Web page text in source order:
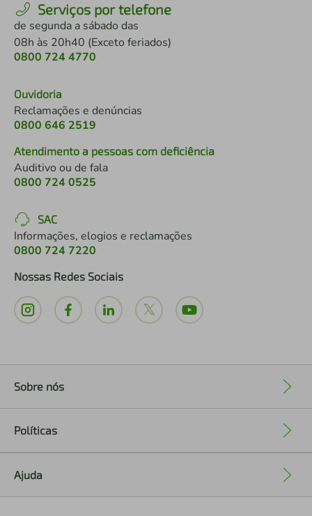
Serviços por telefone
de segunda a sábado das
08h às 20h40 (Exceto feriados)
0800 724 4770
Ouvidoria
Reclamações e denúncias
0800 646 2519
Atendimento a pessoas com deficiência
Auditivo ou de fala
0800 724 0525
SAC
Informações, elogios e reclamações
0800 724 7220
Nossas Redes Sociais
Sobre nós
Políticas
Ajuda